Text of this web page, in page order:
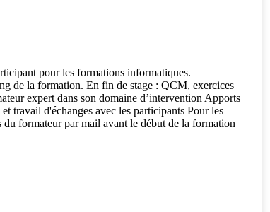
pour les formations informatiques.
de la formation. En fin de stage : QCM, exercices
expert dans son domaine d’intervention Apports
travail d'échanges avec les participants Pour les
formateur par mail avant le début de la formation